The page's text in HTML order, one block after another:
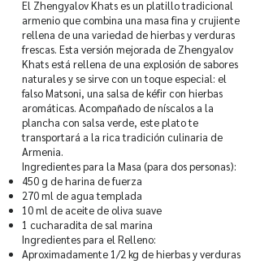
El Zhengyalov Khats es un platillo tradicional
armenio que combina una masa fina y crujiente
rellena de una variedad de hierbas y verduras
frescas. Esta versión mejorada de Zhengyalov
Khats está rellena de una explosión de sabores
naturales y se sirve con un toque especial: el
falso Matsoni, una salsa de kéfir con hierbas
aromáticas. Acompañado de níscalos a la
plancha con salsa verde, este plato te
transportará a la rica tradición culinaria de
Armenia.
Ingredientes para la Masa (para dos personas):
450 g de harina de fuerza
270 ml de agua templada
10 ml de aceite de oliva suave
1 cucharadita de sal marina
Ingredientes para el Relleno:
Aproximadamente 1/2 kg de hierbas y verduras